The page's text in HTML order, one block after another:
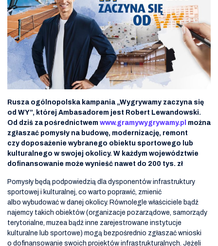
Rusza ogólnopolska kampania „Wygrywamy zaczyna się
od WY”, której Ambasadorem jest Robert Lewandowski.
Od dziś za pośrednictwem www.gramywygrywamy.pl można
zgłaszać pomysły na budowę, modernizację, remont
czy doposażenie wybranego obiektu sportowego lub
kulturalnego w swojej okolicy. W każdym województwie
dofinansowanie może wynieść nawet do 200 tys. zł
Pomysły będą podpowiedzią dla dysponentów infrastruktury
sportowej i kulturalnej, co warto poprawić, zmienić
albo wybudować w danej okolicy. Równolegle właściciele bądź
najemcy takich obiektów (organizacje pozarządowe, samorządy
terytorialne, muzea bądź inne zarejestrowane instytucje
kulturalne lub sportowe) mogą bezpośrednio zgłaszać wnioski
o dofinansowanie swoich projektów infrastrukturalnych. Jeżeli